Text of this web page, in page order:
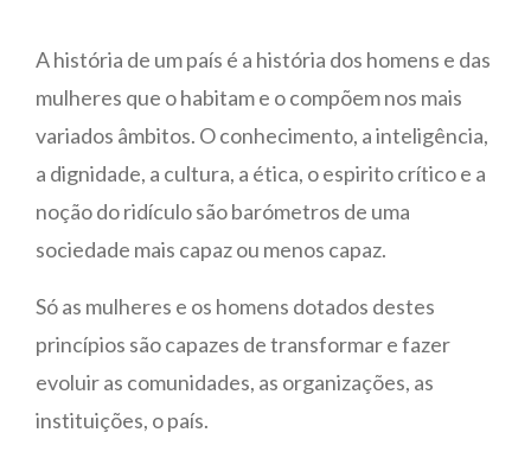
A história de um país é a história dos homens e das
mulheres que o habitam e o compõem nos mais
variados âmbitos. O conhecimento, a inteligência,
a dignidade, a cultura, a ética, o espirito crítico e a
noção do ridículo são barómetros de uma
sociedade mais capaz ou menos capaz.
Só as mulheres e os homens dotados destes
princípios são capazes de transformar e fazer
evoluir as comunidades, as organizações, as
instituições, o país.